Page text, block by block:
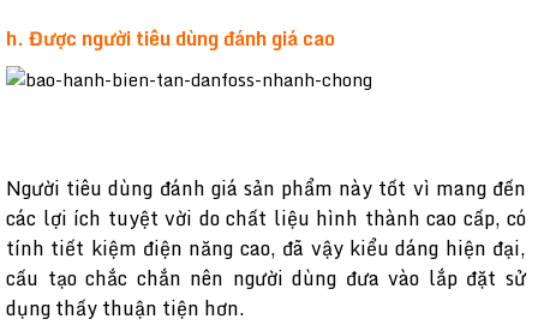
h. Được người tiêu dùng đánh giá cao
Người tiêu dùng đánh giá sản phẩm này tốt vì mang đến
các lợi ích tuyệt vời do chất liệu hình thành cao cấp, có
tính tiết kiệm điện năng cao, đã vậy kiểu dáng hiện đại,
cấu tạo chắc chắn nên người dùng đưa vào lắp đặt sử
dụng thấy thuận tiện hơn.